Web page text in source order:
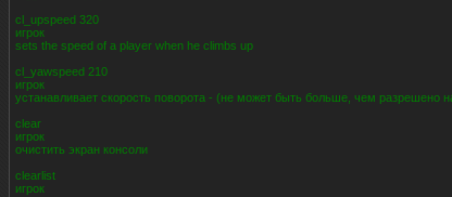
cl_upspeed 320
игрок
sets the speed of a player when he climbs up
cl_yawspeed 210
игрок
устанавливает скорость поворота - (не может быть больше, чем разрешено
clear
игрок
очистить экран консоли
clearlist
игрок